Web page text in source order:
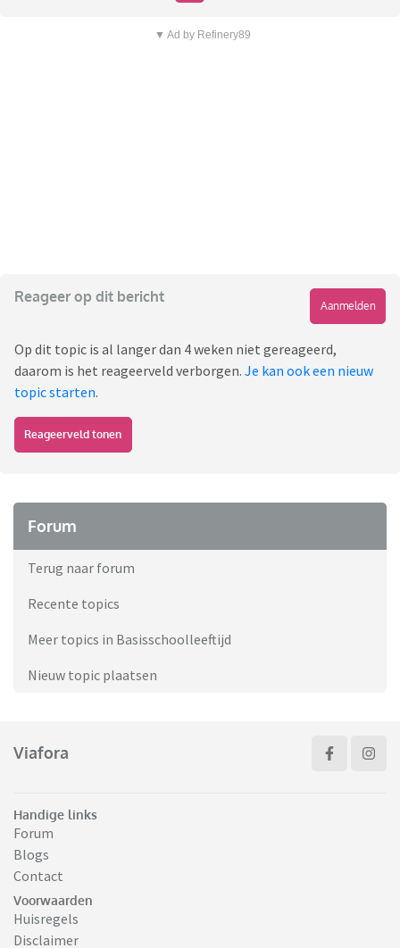
▼ Ad by Refinery89
Reageer op dit bericht
Aanmelden
Op dit topic is al langer dan 4 weken niet gereageerd,
daarom is het reageerveld verborgen. Je kan ook een nieuw
topic starten.
Reageerveld tonen
Forum
Terug naar forum
Recente topics
Meer topics in Basisschoolleeftijd
Nieuw topic plaatsen
Viafora
Handige links
Forum
Blogs
Contact
Voorwaarden
Huisregels
Disclaimer